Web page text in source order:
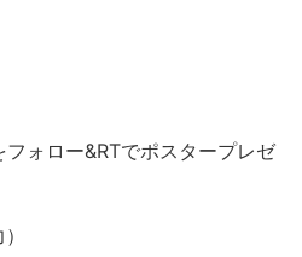
ォロー&RTでポスタープレゼ